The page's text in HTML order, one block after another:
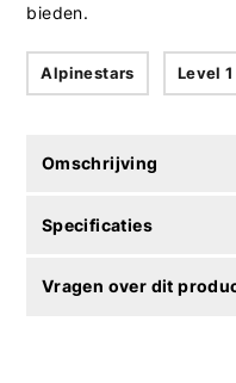
bieden.
Alpinestars Level 1
Omschrijving
Specificaties
Vragen over dit